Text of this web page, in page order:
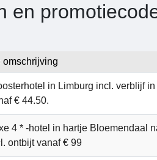
en
omschrijving
in Limburg incl. verblijf
€ 44.50.
4 * -hotel in hartje Bloemendaal
ontbijt vanaf € 99